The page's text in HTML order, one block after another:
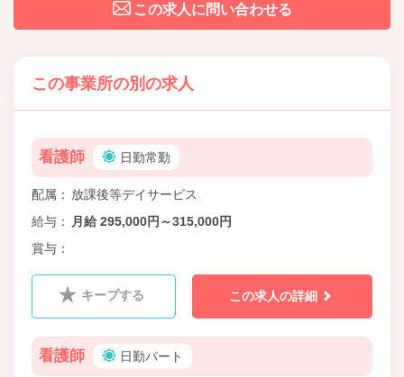
この求人に問い合わせる
この事業所の別の求人
看護師 日勤常勤
配属
放課後等デイサービス
給与
月給 295,000円～315,000円
賞与
キープする この求人の詳細
看護師 日勤パート